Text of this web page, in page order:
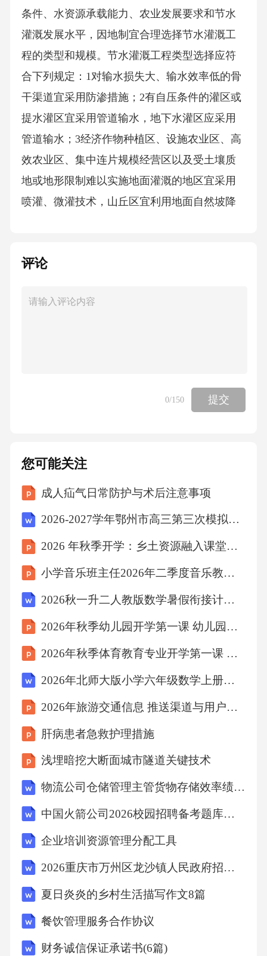
条件、水资源承载能力、农业发展要求和节水
灌溉发展水平，因地制宜合理选择节水灌溉工
程的类型和规模。节水灌溉工程类型选择应符
合下列规定：1对输水损失大、输水效率低的骨
干渠道宜采用防渗措施；2有自压条件的灌区或
提水灌区宜采用管道输水，地下水灌区应采用
管道输水；3经济作物种植区、设施农业区、高
效农业区、集中连片规模经营区以及受土壤质
地或地形限制难以实施地面灌溉的地区宜采用
喷灌、微灌技术，山丘区宜利用地面自然坡降
分析应符合实施最严格水资源管理制度的要
术措施，提出符合灌溉设计保证率的需水量，
国家标准《灌溉与排水工程设计规范》GB50288
的规定，管道输水灌溉工程应符合现行国家标
定。改建或扩建的渠道防渗工程，应复核原有
工程布局，对不合理的渠系进行调整；新建渠
系应经过多方案技术经济比较确定。渠(管)网应
的地带。3.1.6规划成果应包括规划报告、估算
书及规划布置图。灌溉面积大于或等于333hm²
的工程规划布置宜绘制在1/5000~1/10000的地形
图上，面积小于333hm²的工程规划布置宜绘制
在批准的规划或可行性研究报告基础上，进行
补充调查、勘察，取得可靠的基本资料；应说
明节水灌溉工程设计依据的主要技术标准和相
关文件，明确节水灌溉工程等别、各建筑物级
别。3.2.2工程设计应对规划报告的水资源平衡
分析成果进行复核，明确灌溉设计标准、作物
灌溉制度，核定灌溉设计保证率条件下的灌溉
用水量，确定工程建设范围和规模。3.2.3工程
体布置方案和主要工程建设内容。3.2.4节水灌
溉工程设计应包括水源工程、首部枢纽、输配
水渠(管)网、田间工程以及各类辅助工程设计。
3.2.5节水灌溉工程设计应符合下列规定：1工程
设计应对批准的工程规模范围内的所有单项工
程进行全面设计；2水源工程设计应对水量进行
评论
0/150 提交
您可能关注
成人疝气日常防护与术后注意事项
2026-2027学年鄂州市高三第三次模拟考试物理试卷（含答案解析）
2026 年秋季开学：乡土资源融入课堂教学培训
小学音乐班主任2026年二季度音乐教学班级美育总结
2026秋一升二人教版数学暑假衔接计算专项练习（含答案）
2026年秋季幼儿园开学第一课 幼儿园里真有趣
2026年秋季体育教育专业开学第一课 学术规范与科研入门教学设计
2026年北师大版小学六年级数学上册课时《分数的简便运算》教案
2026年旅游交通信息 推送渠道与用户偏好整合匹配
肝病患者急救护理措施
浅埋暗挖大断面城市隧道关键技术
物流公司仓储管理主管货物存储效率绩效考核表
中国火箭公司2026校园招聘备考题库及一套答案详解
企业培训资源管理分配工具
2026重庆市万州区龙沙镇人民政府招聘非全日制公益性岗位1人备考题库及参考答案详解
夏日炎炎的乡村生活描写作文8篇
餐饮管理服务合作协议
财务诚信保证承诺书(6篇)